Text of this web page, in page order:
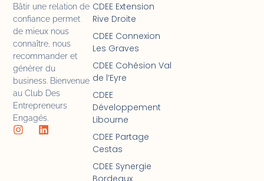
Bâtir une relation de
confiance permet
de mieux nous
connaître, nous
recommander et
générer du
business. Bienvenue
au Club Des
Entrepreneurs
Engagés.
CDEE Extension
Rive Droite
CDEE Connexion
Les Graves
CDEE Cohésion Val
de l’Eyre
CDEE
Développement
Libourne
CDEE Partage
Cestas
CDEE Synergie